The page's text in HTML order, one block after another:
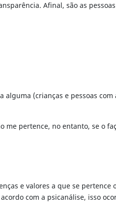
Afinal, são as
alguma (crianças e pessoas
pertence, no entanto, se o
e valores a que se
com a psicanálise, isso